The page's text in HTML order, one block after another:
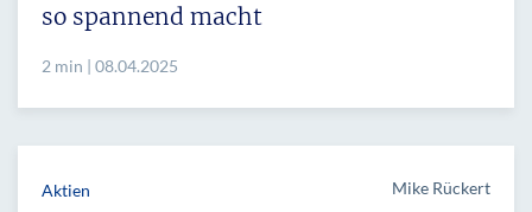
so spannend macht
2 min | 08.04.2025
Aktien Mike Rückert